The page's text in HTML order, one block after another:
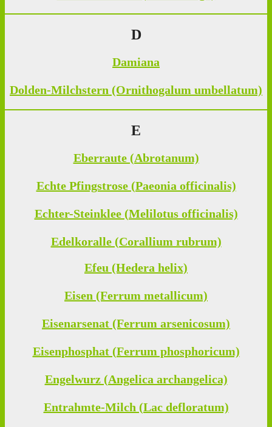
D
Damiana
Dolden-Milchstern (Ornithogalum umbellatum)
E
Eberraute (Abrotanum)
Echte Pfingstrose (Paeonia officinalis)
Echter-Steinklee (Melilotus officinalis)
Edelkoralle (Corallium rubrum)
Efeu (Hedera helix)
Eisen (Ferrum metallicum)
Eisenarsenat (Ferrum arsenicosum)
Eisenphosphat (Ferrum phosphoricum)
Engelwurz (Angelica archangelica)
Entrahmte-Milch (Lac defloratum)